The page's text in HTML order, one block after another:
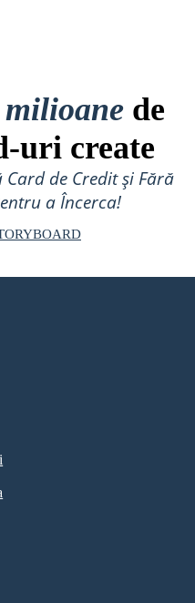
milioane de
uri create
de Credit și Fără
a Încerca!